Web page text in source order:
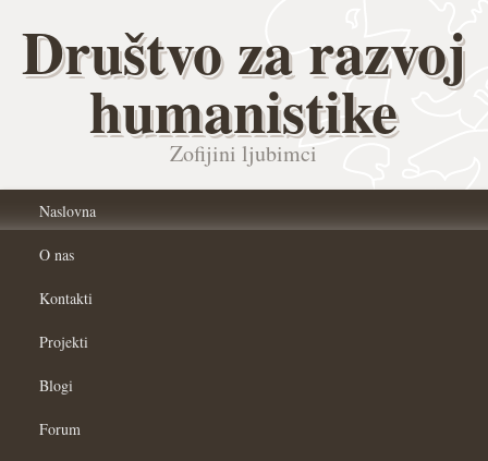
Društvo za razvoj
humanistike
Zofijini ljubimci
Naslovna
O nas
Kontakti
Projekti
Blogi
Forum